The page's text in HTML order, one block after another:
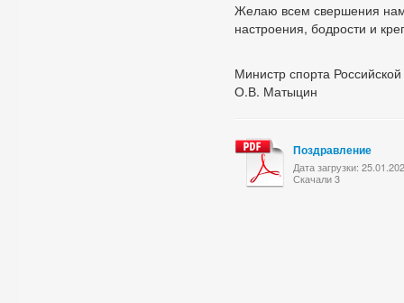
Желаю всем свершения
настроения, бодрости и
Министр спорта
О.В. Матыцин
Поздравление
Дата загрузки:
Скачали 3